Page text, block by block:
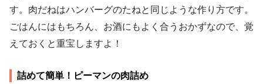
す。肉だねはハンバーグのたねと同じような作り方です。
ごはんにはもちろん、お酒にもよく合うおかずなので、覚
えておくと重宝しますよ！
詰めて簡単！ピーマンの肉詰め